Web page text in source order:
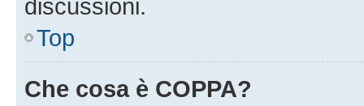
discussioni.
Top
Che cosa è COPPA?